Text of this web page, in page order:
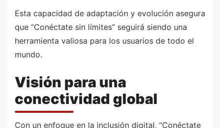
Esta capacidad de adaptación y evolución asegura
que “Conéctate sin límites” seguirá siendo una
herramienta valiosa para los usuarios de todo el
mundo.
Visión para una
conectividad global
Con un enfoque en la inclusión digital, “Conéctate